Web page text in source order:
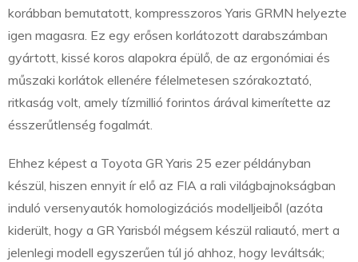
korábban bemutatott, kompresszoros Yaris GRMN helyezte
igen magasra. Ez egy erősen korlátozott darabszámban
gyártott, kissé koros alapokra épülő, de az ergonómiai és
műszaki korlátok ellenére félelmetesen szórakoztató,
ritkaság volt, amely tízmillió forintos árával kimerítette az
ésszerűtlenség fogalmát.
Ehhez képest a Toyota GR Yaris 25 ezer példányban
készül, hiszen ennyit ír elő az FIA a rali világbajnokságban
induló versenyautók homologizációs modelljeiből (azóta
kiderült, hogy a GR Yarisból mégsem készül raliautó, mert a
jelenlegi modell egyszerűen túl jó ahhoz, hogy leváltsák;